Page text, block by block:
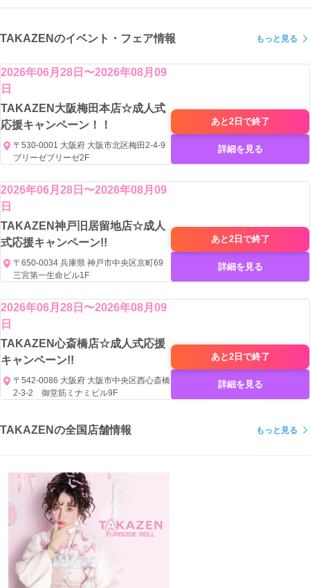
一度きりの記念日、成人式。
自分の好きなスタイルで、
とびっきりのおめかしを！
振袖をまとったその瞬間から
「ヒロイン」になって、
誰にも負けない最高のハタチを迎えよう！
世界に誇る技術で上質な
新潟県十日町市の伝統産業を受け継いできた
熟練の職人たちによって
生み出されるTAKAZENの振袖。
こだわりの振袖に注がれた、
職人の力をご紹介します。
TAKAZENのイベント・フェア情報 もっと見る
2026年06月28日〜2026年08月09
日
TAKAZEN大阪梅田本店☆成人式
応援キャンペーン！！
〒530-0001 大阪府 大阪市北区梅田2-4-9
ブリーゼブリーゼ2F
あと2日で終了
詳細を見る
2026年06月28日〜2026年08月09
日
TAKAZEN神戸旧居留地店☆成人
式応援キャンペーン!!
〒650-0034 兵庫県 神戸市中央区京町69
三宮第一生命ビル1F
あと2日で終了
詳細を見る
2026年06月28日〜2026年08月09
日
TAKAZEN心斎橋店☆成人式応援
キャンペーン!!
〒542-0086 大阪府 大阪市中央区西心斎橋
2-3-2 御堂筋ミナミビル9F
あと2日で終了
詳細を見る
TAKAZENの全国店舗情報 もっと見る